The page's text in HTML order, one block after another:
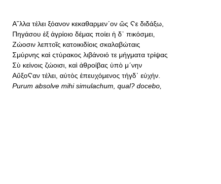
Α῎λλα τέλει ξόανον κεκαθαρμεν´ον ὥς Ϛε διδάξω,
Πηγάσου ἐξ ἀγρίοιο δέμας ποίει ἡ δ᾿ πικόσμει,
Ζώοσιν λεπτοῖς κατοικιδίοις σκαλαβώταις
Σμύρνης καὶ ςτύρακος λιβάνοιό τε μήγματα τρίψας
Σὺ κείνοις ζώοισι, καὶ ἀθροίβας ὑπὸ μ´νην
ΑὔξοϚαν τέλει, αὐτὸς ἐπευχόμενος τήγδ᾿ εὐχήν.
Purum absolve mihi simulachum, qual? docebo,